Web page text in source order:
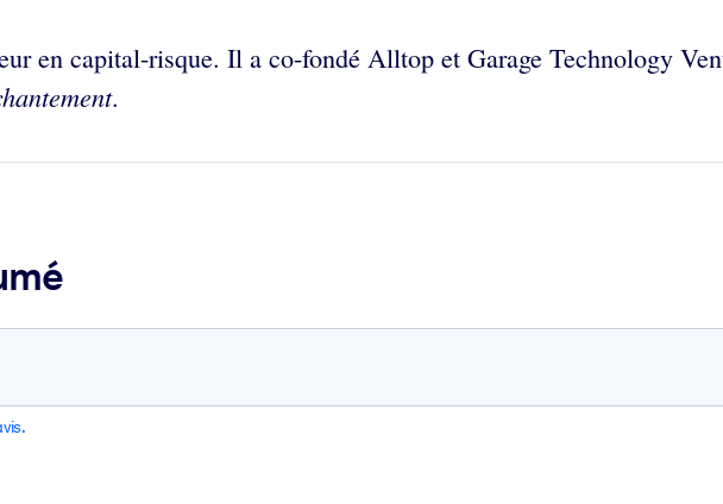
en capital-risque. Il a co-fondé Alltop et Garage Technology
.